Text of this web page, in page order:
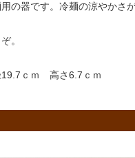
の器です。冷麺の涼やかさ
。
19.7ｃｍ 高さ6.7ｃｍ